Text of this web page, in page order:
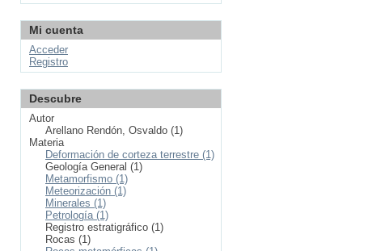
Mi cuenta
Acceder
Registro
Descubre
Autor
Arellano Rendón, Osvaldo (1)
Materia
Deformación de corteza terrestre (1)
Geología General (1)
Metamorfismo (1)
Meteorización (1)
Minerales (1)
Petrología (1)
Registro estratigráfico (1)
Rocas (1)